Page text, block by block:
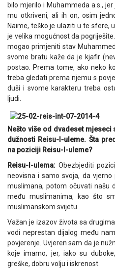
bilo mjerilo i Muhammeda a.s.,
mu otkriveni, ali ih on, osim
Naime, teško je ulaziti u te sfere,
je velika mogućnost da
mogao primjeniti stav
svome bratu kaže da je kjafir
postao. Prema tome, ako neko
treba gledati prema njemu s
duši i svome karakteru treba
ljudi.
Nešto više od dvadeset
dužnosti Reisu-l-uleme. Šta
na poziciji Reisu-l-uleme?
Reisu-l-ulema: Obezbjediti
neovisna i samo svoja, da
muslimana, potom očuvati našu
među muslimanima, kao što
muslimanskom svijetu.
Važan je izazov života sa
vodi neprestan dijalog među
povjerenje. Uvjeren sam da je
koje imamo, jer, iako su
greške, dobru volju i iskrenost.